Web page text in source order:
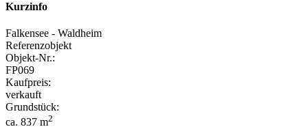
Kurzinfo
Falkensee - Waldheim
Referenzobjekt
Objekt-Nr.:
FP069
Kaufpreis:
verkauft
Grundstück:
ca. 837 m2